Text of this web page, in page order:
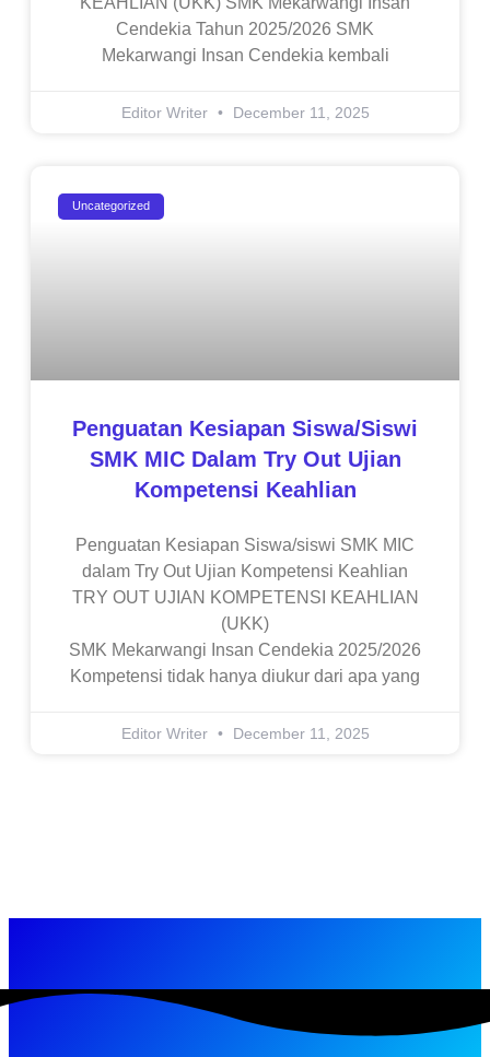
Cendekia Tahun 2025/2026 SMK
Mekarwangi Insan Cendekia kembali
Editor Writer December 11, 2025
Uncategorized
Penguatan Kesiapan Siswa/siswi
SMK MIC Dalam Try Out Ujian
Kompetensi Keahlian
Penguatan Kesiapan Siswa/siswi SMK MIC
dalam Try Out Ujian Kompetensi Keahlian
TRY OUT UJIAN KOMPETENSI KEAHLIAN
(UKK)
SMK Mekarwangi Insan Cendekia 2025/2026
Kompetensi tidak hanya diukur dari apa yang
Editor Writer December 11, 2025